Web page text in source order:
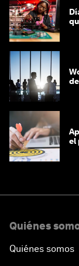
el
Quiénes
Quiénes somos